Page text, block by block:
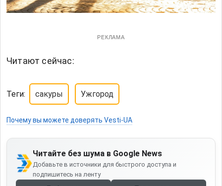
РЕКЛАМА
Читают сейчас:
Теги: сакуры Ужгород
Почему вы можете доверять Vesti-UA
Читайте без шума в Google News
Добавьте в источники для быстрого доступа и
подпишитесь на ленту